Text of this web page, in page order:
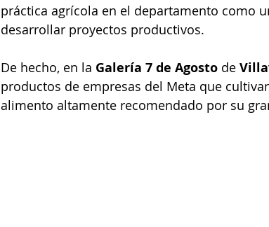
práctica agrícola en el departamento como
desarrollar proyectos productivos.
De hecho, en la Galería 7 de Agosto de
productos de empresas del Meta que
alimento altamente recomendado por su